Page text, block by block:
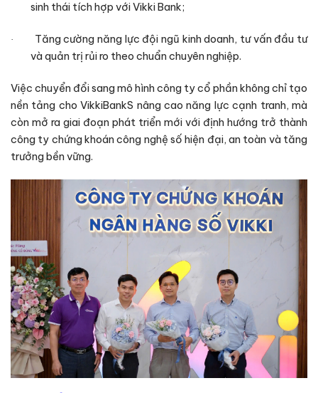
sinh thái tích hợp với Vikki Bank;
·
Tăng cường năng lực đội ngũ kinh doanh, tư vấn đầu tư
và quản trị rủi ro theo chuẩn chuyên nghiệp.
Việc chuyển đổi sang mô hình công ty cổ phần không chỉ tạo
nền tảng cho VikkiBankS nâng cao năng lực cạnh tranh, mà
còn mở ra giai đoạn phát triển mới với định hướng trở thành
công ty chứng khoán công nghệ số hiện đại, an toàn và tăng
trưởng bền vững.